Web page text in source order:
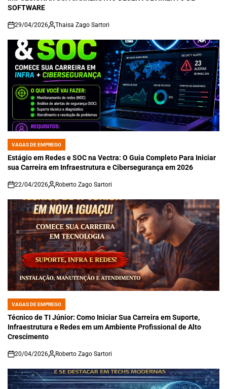
SOFTWARE
on
29/04/2026 Thaisa Zago Sartori
POSTED
IN
VAGAS DE EMPREGO
Estágio em Redes e SOC na Vectra: O Guia Completo Para Iniciar
sua Carreira em Infraestrutura e Cibersegurança em 2026
on
22/04/2026 Roberto Zago Sartori
POSTED
IN
VAGAS DE EMPREGO
Técnico de TI Júnior: Como Iniciar Sua Carreira em Suporte,
Infraestrutura e Redes em um Ambiente Profissional de Alto
Crescimento
on
20/04/2026 Roberto Zago Sartori